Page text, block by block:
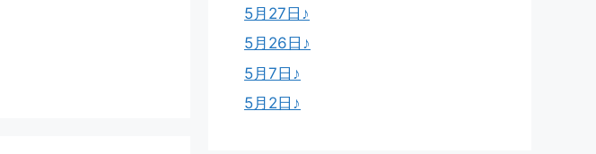
5月27日♪
5月26日♪
5月7日♪
5月2日♪